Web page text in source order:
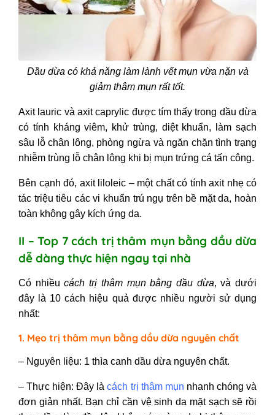
Dầu dừa có khả năng làm lành vết mụn vừa nặn và
giảm thâm mụn rất tốt.
Axit lauric và axit caprylic được tím thấy trong dầu dừa
có tính kháng viêm, khử trùng, diệt khuẩn, làm sạch
sâu lỗ chân lông, phòng ngừa và ngăn chặn tình trạng
nhiễm trùng lỗ chân lông khi bị mụn trứng cá tấn công.
Bên cạnh đó, axit liloleic – một chất có tính axit nhẹ có
tác triệu tiêu các vi khuẩn trú ngụ trên bề mặt da, hoàn
toàn không gây kích ứng da.
II – Top 7 cách trị thâm mụn bằng dầu dừa
dễ dàng thực hiện ngay tại nhà
Có nhiềucách trị thâm mụn bằng dầu dừa, và dưới
đây là 10 cách hiệu quả được nhiều người sử dụng
nhất:
1. Mẹo trị thâm mụn bằng dầu dừa nguyên chất
– Nguyên liệu: 1 thìa canh dầu dừa nguyên chất.
– Thực hiện: Đây làcách trị thâm mụn nhanh chóng và
đơn giản nhất. Bạn chỉ cần vệ sinh da mặt sạch sẽ rồi